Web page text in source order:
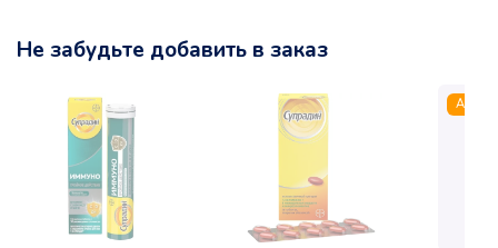
Не забудьте добавить в заказ
Акция